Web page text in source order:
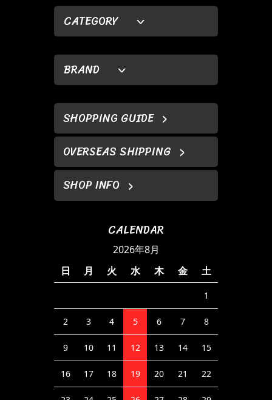
CATEGORY
BRAND
SHOPPING GUIDE
OVERSEAS SHIPPING
SHOP INFO
CALENDAR
2026年8月
日
月 火 水 木 金 土
1
2 3 4 5 6 7 8
9 10 11 12 13 14 15
16 17 18 19 20 21 22